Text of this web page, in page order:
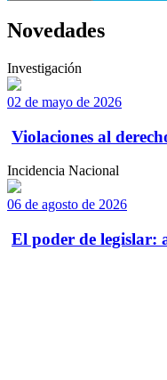
Novedades
Investigación
02 de mayo de 2026
Violaciones al
Incidencia Nacional
06 de agosto de 2026
El poder de legislar: